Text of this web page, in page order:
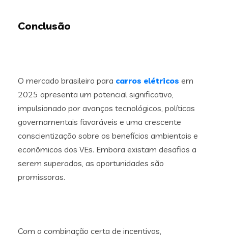
Conclusão
O mercado brasileiro para carros elétricos em
2025 apresenta um potencial significativo,
impulsionado por avanços tecnológicos, políticas
governamentais favoráveis e uma crescente
conscientização sobre os benefícios ambientais e
econômicos dos VEs. Embora existam desafios a
serem superados, as oportunidades são
promissoras.
Com a combinação certa de incentivos,